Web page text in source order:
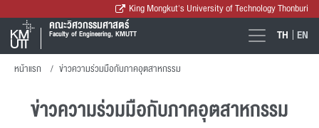
King Mongkut's University of Technology Thonburi
คณะวิศวกรรมศาสตร์
Faculty of Engineering, KMUTT TH EN
หน้าแรก ข่าวความร่วมมือกับภาคอุตสาหกรรม
ข่าวความร่วมมือกับภาคอุตสาหกรรม